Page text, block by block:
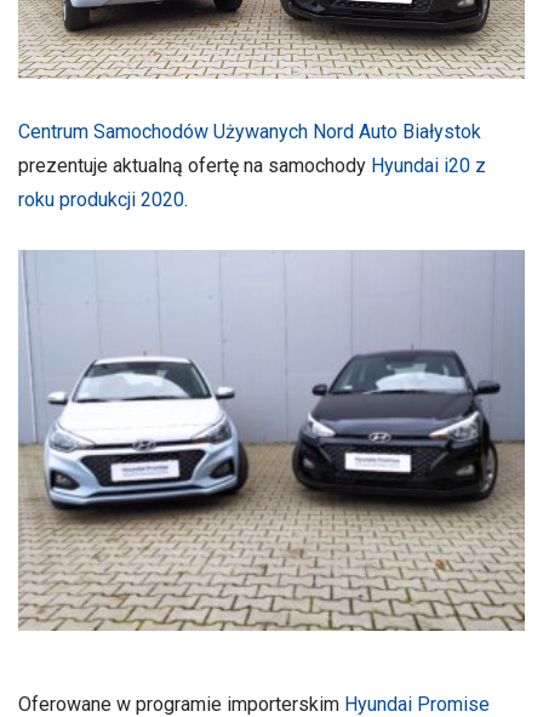
Centrum Samochodów Używanych Nord Auto Białystok
prezentuje aktualną ofertę na samochody Hyundai i20 z
roku produkcji 2020.
Oferowane w programie importerskim Hyundai Promise